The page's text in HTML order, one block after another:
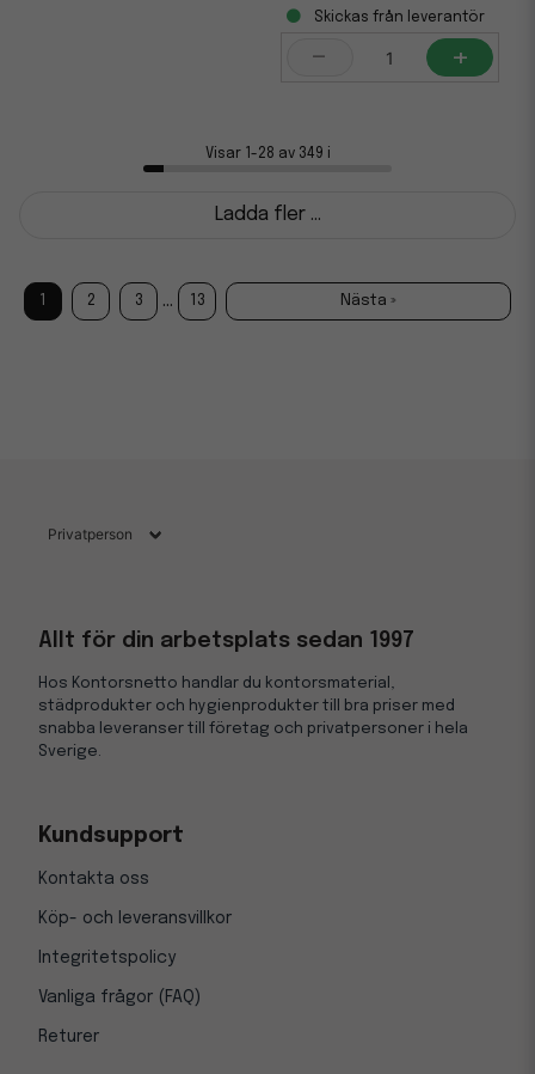
Skickas från leverantör
- +
Visar 1-28 av 349 i
Ladda fler ...
2 3 ... 13 Nästa »
Allt för din arbetsplats sedan 1997
Hos Kontorsnetto handlar du kontorsmaterial,
städprodukter och hygienprodukter till bra priser med
snabba leveranser till företag och privatpersoner i hela
Sverige.
Kundsupport
Kontakta oss
Köp- och leveransvillkor
Integritetspolicy
Vanliga frågor (FAQ)
Returer